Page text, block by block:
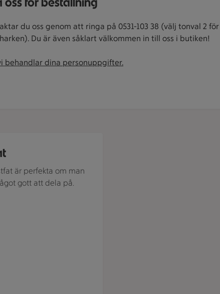
du oss genom att ringa på 0531-103 38 (välj tonval 2
Du är även såklart välkommen in till oss i butiken!
behandlar dina personuppgifter.
är perfekta om man
gott att dela på.